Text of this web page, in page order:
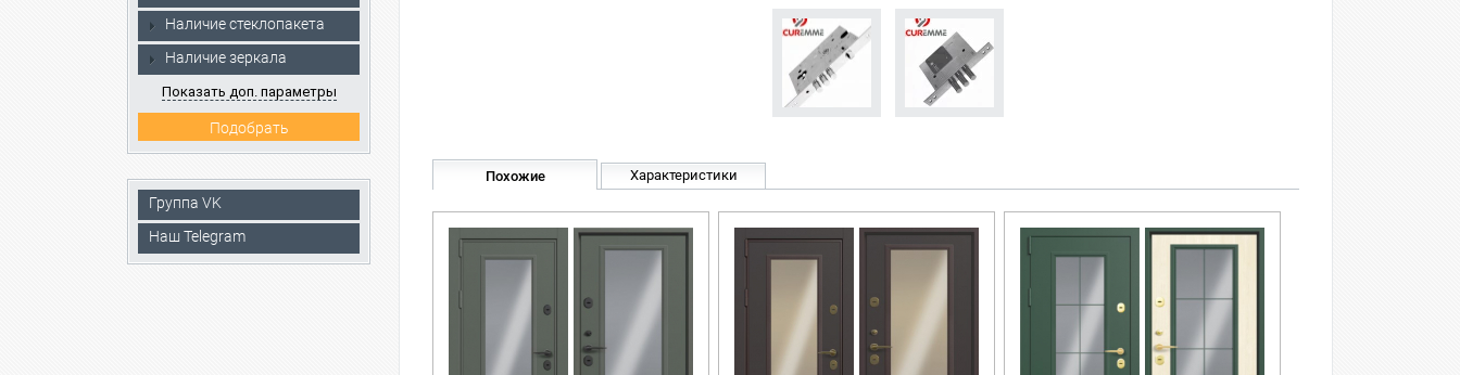
Наличие стеклопакета
Наличие зеркала
Показать доп. параметры
Группа VK
Наш Telegram
Похожие Характеристики